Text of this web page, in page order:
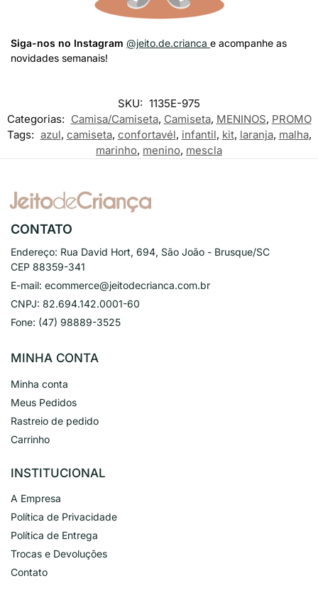
Siga-nos no Instagram @jeito.de.crianca e acompanhe as
novidades semanais!
SKU: 1135E-975
Categorias: Camisa/Camiseta, Camiseta, MENINOS, PROMO
Tags: azul, camiseta, confortavél, infantil, kit, laranja, malha,
marinho, menino, mescla
CONTATO
Endereço: Rua David Hort, 694, São João - Brusque/SC
CEP 88359-341
E-mail: ecommerce@jeitodecrianca.com.br
CNPJ: 82.694.142.0001-60
Fone: (47) 98889-3525
MINHA CONTA
Minha conta
Meus Pedidos
Rastreio de pedido
Carrinho
INSTITUCIONAL
A Empresa
Política de Privacidade
Política de Entrega
Trocas e Devoluções
Contato